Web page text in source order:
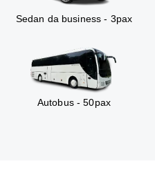
Sedan da business - 3pax
Autobus - 50pax